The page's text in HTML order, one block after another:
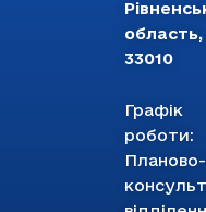
область,
33010
Графік
роботи:
Планово-